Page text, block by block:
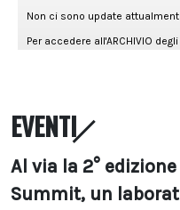
EVENTI
Al via la 2°
Summit, un